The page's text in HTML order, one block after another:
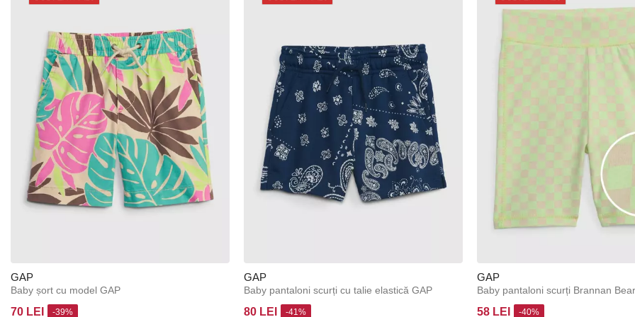
GAP
Baby șort cu model GAP
70 LEI -39%
GAP
Baby pantaloni scurți cu talie elastică GAP
80 LEI -41%
GAP
Baby pantaloni scurți Brannan
58 LEI -40%